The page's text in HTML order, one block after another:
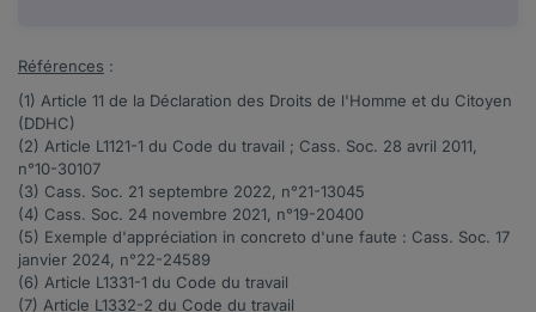
Références :
(1) Article 11 de la Déclaration des Droits de l'Homme et du Citoyen
(DDHC)
(2) Article L1121-1 du Code du travail ; Cass. Soc. 28 avril 2011,
n°10-30107
(3) Cass. Soc. 21 septembre 2022, n°21-13045
(4) Cass. Soc. 24 novembre 2021, n°19-20400
(5) Exemple d'appréciation in concreto d'une faute : Cass. Soc. 17
janvier 2024, n°22-24589
(6) Article L1331-1 du Code du travail
(7) Article L1332-2 du Code du travail